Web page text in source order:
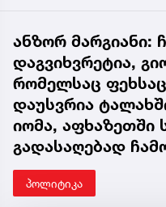
ანზორ მარგიანი:
დაგვიხვრეტია,
რომელსაც
დაუსვრია
იომა, აფხაზეთში
გადასაღებად
პოლიტიკა